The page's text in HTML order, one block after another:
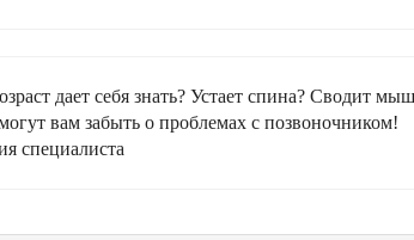
дает себя знать? Устает спина? Сводит
вам забыть о проблемах с позвоночником!
специалиста